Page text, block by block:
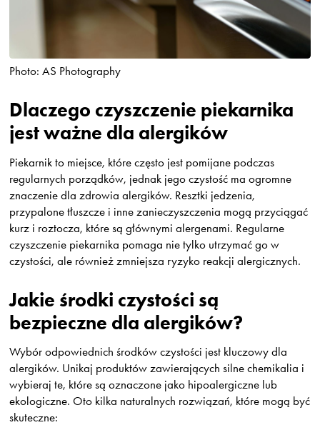
Photo: AS Photography
Dlaczego czyszczenie piekarnika
jest ważne dla alergików
Piekarnik to miejsce, które często jest pomijane podczas
regularnych porządków, jednak jego czystość ma ogromne
znaczenie dla zdrowia alergików. Resztki jedzenia,
przypalone tłuszcze i inne zanieczyszczenia mogą przyciągać
kurz i roztocza, które są głównymi alergenami. Regularne
czyszczenie piekarnika pomaga nie tylko utrzymać go w
czystości, ale również zmniejsza ryzyko reakcji alergicznych.
Jakie środki czystości są
bezpieczne dla alergików?
Wybór odpowiednich środków czystości jest kluczowy dla
alergików. Unikaj produktów zawierających silne chemikalia i
wybieraj te, które są oznaczone jako hipoalergiczne lub
ekologiczne. Oto kilka naturalnych rozwiązań, które mogą być
skuteczne: